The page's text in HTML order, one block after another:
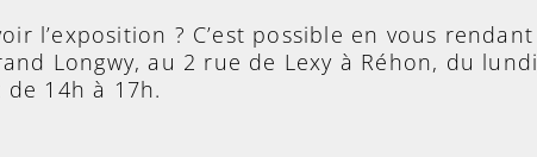
l’exposition ? C’est possible en vous rendant
Longwy, au 2 rue de Lexy à Réhon, du lundi
14h à 17h.